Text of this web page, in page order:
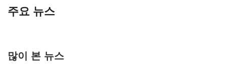
주요 뉴스
많이 본 뉴스